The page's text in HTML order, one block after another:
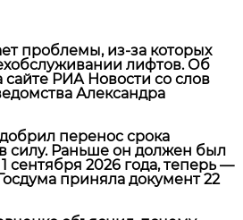
проблемы, из‑за которых
лифтов. Об
сайте РИА Новости со слов
Александра
перенос срока
силу. Раньше он должен был
сентября 2026 года, теперь —
приняла документ 22